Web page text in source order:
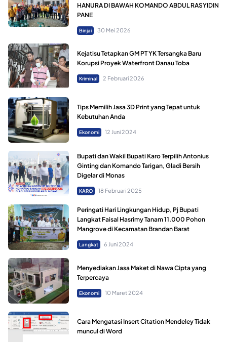
HANURA DI BAWAH KOMANDO ABDUL RASYIDIN
PANE
Binjai 30 Mei 2026
Kejatisu Tetapkan GM PT YK Tersangka Baru
Korupsi Proyek Waterfront Danau Toba
Kriminal 2 Februari 2026
Tips Memilih Jasa 3D Print yang Tepat untuk
Kebutuhan Anda
Ekonomi 12 Juni 2024
Bupati dan Wakil Bupati Karo Terpilih Antonius
Ginting dan Komando Tarigan, Gladi Bersih
Digelar di Monas
KARO 18 Februari 2025
Peringati Hari Lingkungan Hidup, Pj Bupati
Langkat Faisal Hasrimy Tanam 11.000 Pohon
Mangrove di Kecamatan Brandan Barat
Langkat 6 Juni 2024
Menyediakan Jasa Maket di Nawa Cipta yang
Terpercaya
Ekonomi 10 Maret 2024
Cara Mengatasi Insert Citation Mendeley Tidak
muncul di Word